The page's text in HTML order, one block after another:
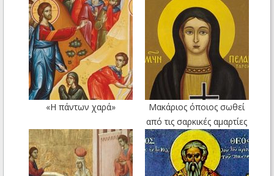
«Η πάντων χαρά»
Μακάριος όποιος σωθεί
από τις σαρκικές αμαρτίες